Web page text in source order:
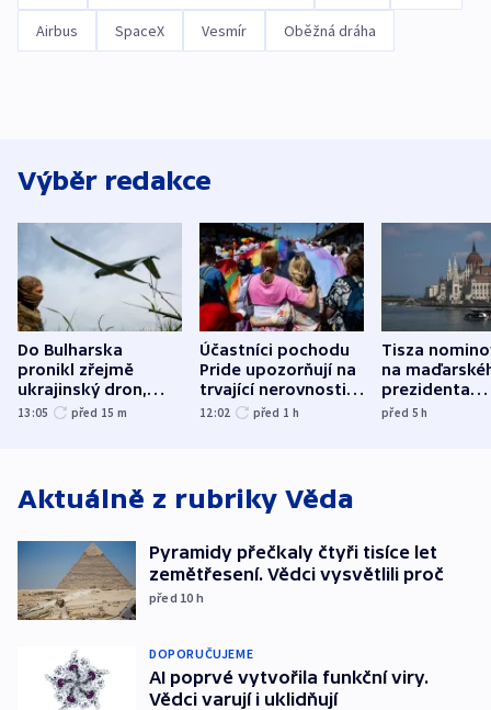
Airbus SpaceX Vesmír Oběžná dráha
Výběr redakce
Do Bulharska
pronikl zřejmě
ukrajinský dron,
explodoval kilometr
13:05 před 15 m
Účastníci pochodu
Pride upozorňují na
trvající nerovnosti i
společenskou
12:02 před 1 h
Tisza
na
prezidenta
bývalého
před 5h
Aktuálně z rubriky Věda
Pyramidy přečkaly čtyři tisíce let
zemětřesení. Vědci vysvětlili proč
před 10 h
DOPORUČUJEME
AI poprvé vytvořila funkční viry.
Vědci varují i uklidňují